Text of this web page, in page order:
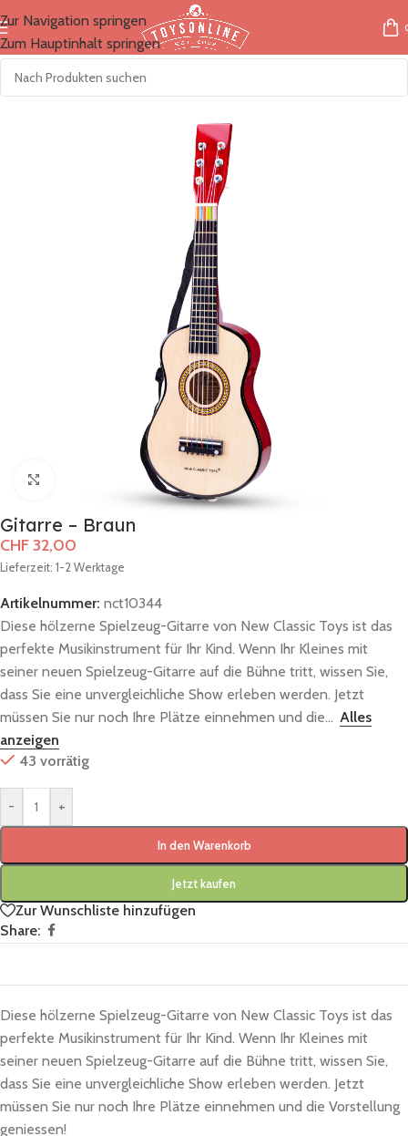
Zur Navigation springen
Zum Hauptinhalt springen
Start/Marken/NewClassicToys / Woet
Zum Vergrößern klicken
Gitarre – Braun
CHF32,00
Lieferzeit: 1-2 Werktage
Artikelnummer: nct10344
Diese hölzerne Spielzeug-Gitarre von New Classic Toys ist das
perfekte Musikinstrument für Ihr Kind. Wenn Ihr Kleines mit
seiner neuen Spielzeug-Gitarre auf die Bühne tritt, wissen Sie,
dass Sie eine unvergleichliche Show erleben werden. Jetzt
müssen Sie nur noch Ihre Plätze einnehmen und die... Alles
anzeigen
43 vorrätig
- +
In den Warenkorb
Jetzt kaufen
Zur Wunschliste hinzufügen
Share:
Diese hölzerne Spielzeug-Gitarre von New Classic Toys ist das
perfekte Musikinstrument für Ihr Kind. Wenn Ihr Kleines mit
seiner neuen Spielzeug-Gitarre auf die Bühne tritt, wissen Sie,
dass Sie eine unvergleichliche Show erleben werden. Jetzt
müssen Sie nur noch Ihre Plätze einnehmen und die Vorstellung
geniessen!